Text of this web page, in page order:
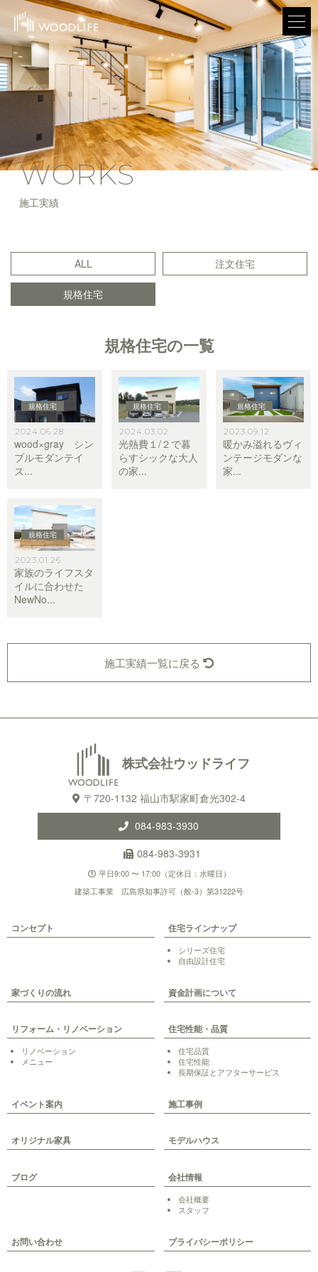
WORKS
施工実績
ALL 注文住宅
規格住宅
規格住宅の一覧
規格住宅
2024.06.28
wood×gray シン
プルモダンテイ
ス...
規格住宅
2024.03.02
光熱費１/２で暮
らすシックな大人
の家...
規格住宅
2023.09.12
暖かみ溢れるヴィ
ンテージモダンな
家...
規格住宅
2023.01.26
家族のライフスタ
イルに合わせた
NewNo...
施工実績一覧に戻る
株式会社ウッドライフ
〒720-1132 福山市駅家町倉光302-4
084-983-3930
084-983-3931
平日9:00 〜 17:00（定休日：水曜日）
建築工事業 広島県知事許可（般-3）第31222号
コンセプト 住宅ラインナップ
シリーズ住宅
自由設計住宅
家づくりの流れ 資金計画について
リフォーム・リノベーション
リノベーション
メニュー
住宅性能・品質
住宅品質
住宅性能
長期保証とアフターサービス
イベント案内 施工事例
オリジナル家具 モデルハウス
ブログ 会社情報
会社概要
スタッフ
お問い合わせ プライバシーポリシー